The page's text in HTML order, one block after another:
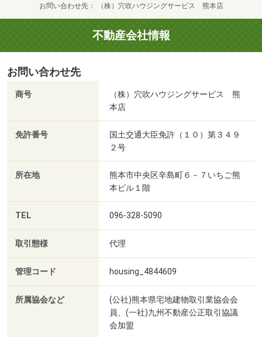
お問い合わせ先 （株）穴吹ハウジングサービス 熊本店
不動産会社情報
お問い合わせ先
商号
（株）穴吹ハウジングサービス 熊
本店
免許番号
国土交通大臣免許（１０）第３４９
２号
所在地
熊本市中央区辛島町６－７いちご熊
本ビル１階
TEL 096-328-5090
取引態様 代理
管理コード housing_4844609
所属協会など
(公社)熊本県宅地建物取引業協会会
員、(一社)九州不動産公正取引協議
会加盟